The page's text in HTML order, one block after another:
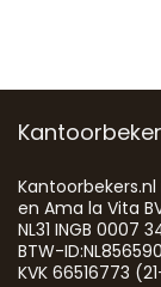
en Ama la Vita
NL31 INGB 0007
BTW-
KVK 66516773